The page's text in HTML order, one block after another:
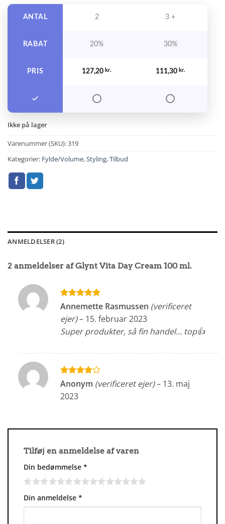
ANTAL
RABAT
PRIS
2 3 +
20% 30%
127,20 kr. 111,30 kr.
Ikke på lager
Varenummer (SKU):319
Kategorier: Fylde/Volume,Styling,Tilbud
ANMELDELSER (2)
2 anmeldelser afGlynt Vita Day Cream 100 ml.
Vurderet5
ud af 5
Annemette Rasmussen (verificeret
ejer)– 15. februar 2023
Super produkter, så fin handel… top👍
Vurderet
ud af
5
Anonym (verificeret ejer)– 13. maj
2023
Tilføj en anmeldelse af varen
Din bedømmelse *
Din anmeldelse *